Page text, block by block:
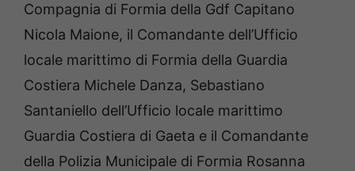
Compagnia di Formia della Gdf Capitano
Nicola Maione, il Comandante dell’Ufficio
locale marittimo di Formia della Guardia
Costiera Michele Danza, Sebastiano
Santaniello dell’Ufficio locale marittimo
Guardia Costiera di Gaeta e il Comandante
della Polizia Municipale di Formia Rosanna